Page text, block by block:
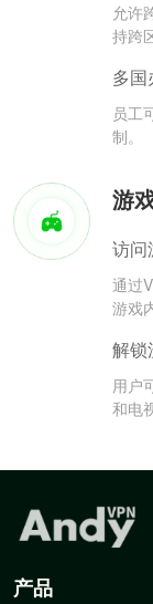
允许
持跨
多国
员工
制。
游
访问
通过
游戏
解锁
用户
和电
产品